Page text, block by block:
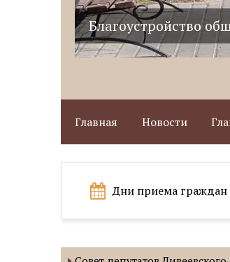
Благоустройство
Главная Новости
Дни приема граждан